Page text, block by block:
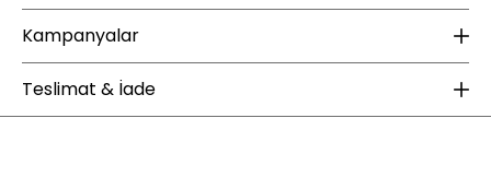
Yıkama Talimatı :
30 derecede yıkanması tavsiye edilir.
Kuru temizleme uygulanmamalıdır.
Yükseklik (mm) :
Kampanyalar
ÜCRETSİZ KARGO
Teslimat & İade